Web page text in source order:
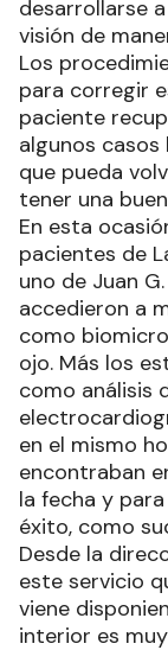
desarrollarse
visión de
Los
para corregir
paciente
algunos casos
que pueda
tener una
En esta
pacientes de
uno de Juan
accedieron a
como
ojo. Más los
como análisis
en el mismo
encontraban
la fecha y
éxito, como
Desde la
este servicio
viene
interior es